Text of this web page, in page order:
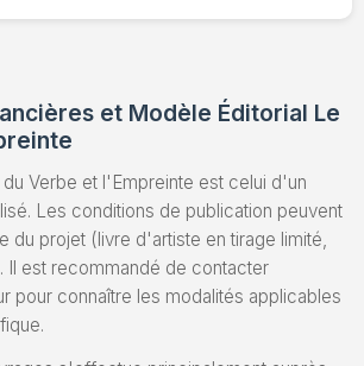
et Modèle Éditorial Le
Verbe et l'Empreinte est celui d'un
Les conditions de publication peuvent
du projet (livre d'artiste en tirage limité,
Il est recommandé de contacter
pour connaître les modalités applicables